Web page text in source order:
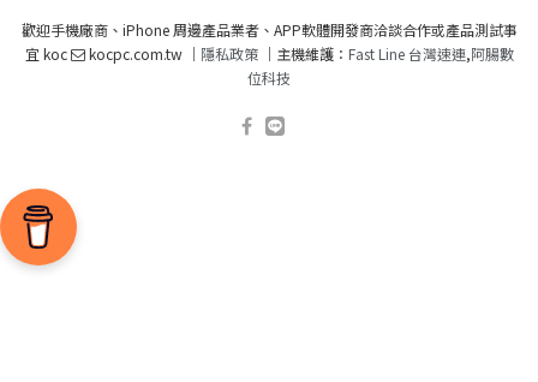
歡迎手機廠商、iPhone 周邊產品業者、APP軟體開發商洽談合作或產品測試事
宜 koc
kocpc.com.tw ｜ 隱私政策｜主機維護： Fast Line 台灣速連,阿腸數
位科技